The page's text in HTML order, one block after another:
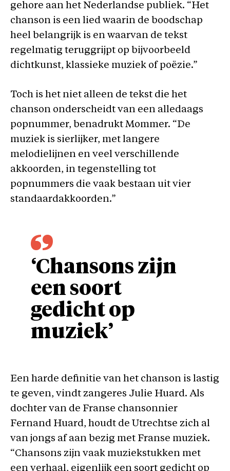
gehore aan het Nederlandse publiek. “Het
chanson is een lied waarin de boodschap
heel belangrijk is en waarvan de tekst
regelmatig teruggrijpt op bijvoorbeeld
dichtkunst, klassieke muziek of poëzie.”
Toch is het niet alleen de tekst die het
chanson onderscheidt van een alledaags
popnummer, benadrukt Mommer. “De
muziek is sierlijker, met langere
melodielijnen en veel verschillende
akkoorden, in tegenstelling tot
popnummers die vaak bestaan uit vier
standaardakkoorden.”
‘Chansons zijn
een soort
gedicht op
muziek’
Een harde definitie van het chanson is lastig
te geven, vindt zangeres Julie Huard. Als
dochter van de Franse chansonnier
Fernand Huard, houdt de Utrechtse zich al
van jongs af aan bezig met Franse muziek.
“Chansons zijn vaak muziekstukken met
een verhaal, eigenlijk een soort gedicht op